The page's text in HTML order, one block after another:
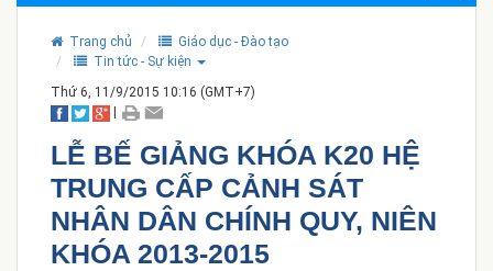
Trang chủ
Giáo dục - Đào tạo
Tin tức - Sự kiện
Thứ 6, 11/9/2015 10:16 (GMT+7)
LỄ BẾ GIẢNG KHÓA K20 HỆ
TRUNG CẤP CẢNH SÁT
NHÂN DÂN CHÍNH QUY, NIÊN
KHÓA 2013-2015